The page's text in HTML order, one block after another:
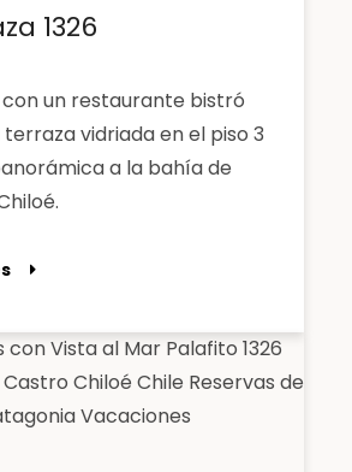
1326
un restaurante bistró
vidriada en el piso 3
a la bahía de